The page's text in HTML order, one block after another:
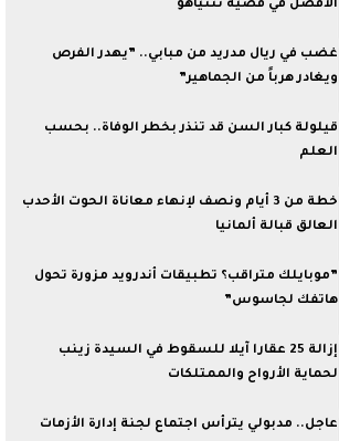
الأفضل في قضية نتنياهو
غضب في ريال مدريد من مبابي.. ”يهدر الفرص
ويغادر هرباً من الجماهير”
قيلولة كبار السن قد تنذر بخطر الوفاة.. بحسب
العلم
خطة من 3 أيام ونصف لإنهاء معاناة الحوت الأحدب
العالق قبالة ألمانيا
”موبايلك متراقب؟ تطبيقات أندرويد مزورة تحول
هاتفك لجاسوس”
إزالة 25 عقارا آيلا للسقوط في السيدة زينب
لحماية الأرواح والممتلكات
عاجل.. مدبولي يترأس اجتماع لجنة إدارة الأزمات